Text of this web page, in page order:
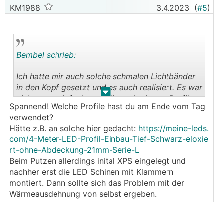
KM1988 3.4.2023 (#5)
. .
Bembel schrieb:
Ich hatte mir auch solche schmalen Lichtbänder
in den Kopf gesetzt und es auch realisiert. Es war
nicht ganz einfach, weil die verbreiteten Profile
aus drei Gründen für den Außenbereich eigentlich
ungeeignet sind:
1. Kein Spritzwasserschutz.
2. Die Kunststoffprofile für die Lichtstreuung aus
PC sind nicht UV-beständig.
3. Aluminium hat einen größeren
Wärmeausdehnungskoeffizient als mineralischer
Putz.
Spannend! Welche Profile hast du am Ende vom Tag
verwendet?
Hätte z.B. an solche hier gedacht: https://meine-leds.
com/4-Meter-LED-Profil-Einbau-Tief-Schwarz-eloxie
rt-ohne-Abdeckung-21mm-Serie-L
Beim Putzen allerdings inital XPS eingelegt und
nachher erst die LED Schinen mit Klammern
montiert. Dann sollte sich das Problem mit der
Wärmeausdehnung von selbst ergeben.